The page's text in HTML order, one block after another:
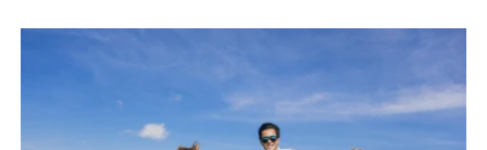
Độ tuổi 30 của bạn là thời
điểm tốt để có thêm
thông tin về đầu tư.